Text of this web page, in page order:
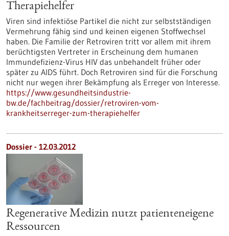
Therapiehelfer
Viren sind infektiöse Partikel die nicht zur selbstständigen
Vermehrung fähig sind und keinen eigenen Stoffwechsel
haben. Die Familie der Retroviren tritt vor allem mit ihrem
berüchtigsten Vertreter in Erscheinung dem humanen
Immundefizienz-Virus HIV das unbehandelt früher oder
später zu AIDS führt. Doch Retroviren sind für die Forschung
nicht nur wegen ihrer Bekämpfung als Erreger von Interesse.
https://www.gesundheitsindustrie-
bw.de/fachbeitrag/dossier/retroviren-vom-
krankheitserreger-zum-therapiehelfer
Dossier - 12.03.2012
Regenerative Medizin nutzt patienteneigene
Ressourcen